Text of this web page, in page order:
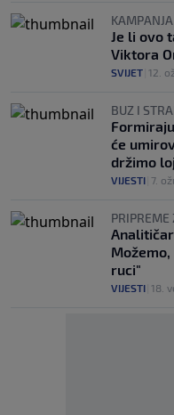
Je li ovo
Viktora
SVIJET 12.
BUZ I
će
držimo
VIJESTI 7.
PRIPREME
ruci"
VIJESTI 18.